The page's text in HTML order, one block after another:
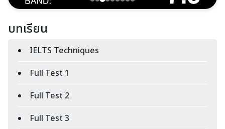
บทเรียน
IELTS Techniques
Full Test 1
Full Test 2
Full Test 3